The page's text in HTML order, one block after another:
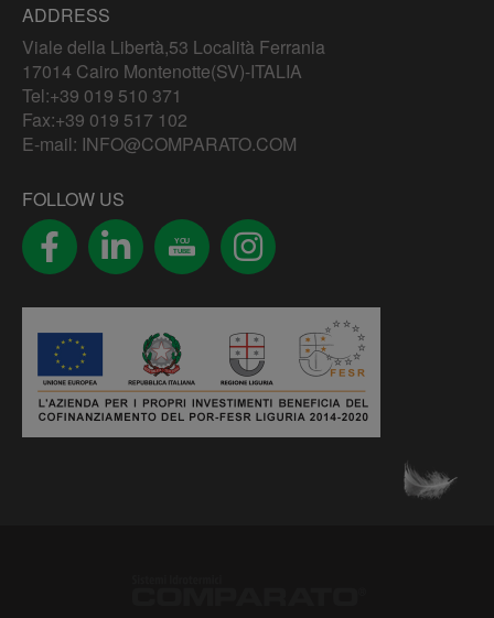
ADDRESS
Viale della Libertà,53 Località Ferrania
17014 Cairo Montenotte(SV)-ITALIA
Tel:+39 019 510 371
Fax:+39 019 517 102
E-mail: INFO@COMPARATO.COM
FOLLOW US
YOU
TUBE